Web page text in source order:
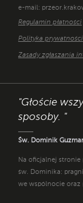
e-mail:
Regulamin płatności
Polityka prywatności
Zasady zgłaszania
"Głoście
sposoby. "
Św. Dominik
Na oficjalnej
św. Dominika:
we wspólnocie oraz